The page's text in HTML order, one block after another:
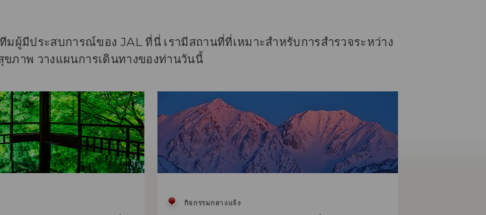
ผู้มีประสบการณ์ของ JAL ที่นี่ เรามีสถานที่ที่เหมาะสำหรับการสำรวจระหว่าง
ภาพ วางแผนการเดินทางของท่านวันนี้
กิจกรรมกลางแจ้ง